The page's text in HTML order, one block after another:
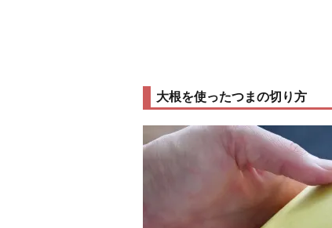
大根を使ったつまの切り方